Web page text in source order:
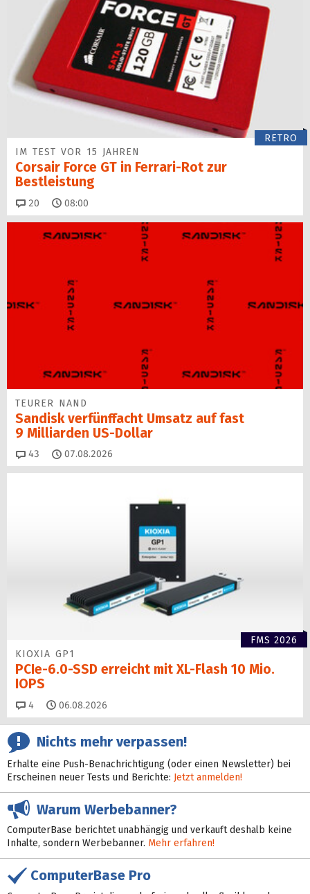
RETRO
IM TEST VOR 15 JAHREN
Corsair Force GT in Ferrari-Rot zur
Bestleistung
20 Kommentare
08:00
TEURER NAND
Sandisk verfünffacht Umsatz auf fast
9 Milliarden US-Dollar
43 Kommentare
07.08.2026
FMS 2026
KIOXIA GP1
PCIe-6.0-SSD erreicht mit XL-Flash 10 Mio.
IOPS
4 Kommentare
06.08.2026
Nichts mehr verpassen!
Erhalte eine Push-Benachrichtigung (oder einen Newsletter) bei
Erscheinen neuer Tests und Berichte: Jetzt anmelden!
Warum Werbebanner?
ComputerBase berichtet unabhängig und verkauft deshalb keine
Inhalte, sondern Werbebanner. Mehr erfahren!
ComputerBase Pro